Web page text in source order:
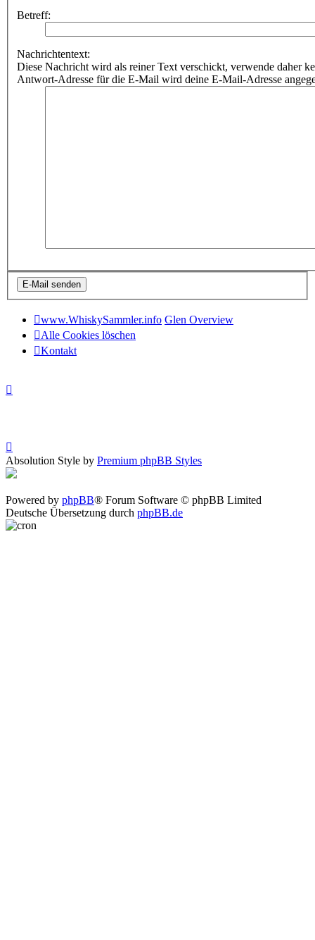
Betreff:
Nachrichtentext:
Diese Nachricht wird als reiner Text verschickt, verwende daher
Antwort-Adresse für die E-Mail wird deine E-Mail-Adresse
www.WhiskySammler.info Glen Overview
Alle Cookies löschen
Kontakt
Absolution Style by Premium phpBB Styles
Powered by phpBB® Forum Software © phpBB Limited
Deutsche Übersetzung durch phpBB.de